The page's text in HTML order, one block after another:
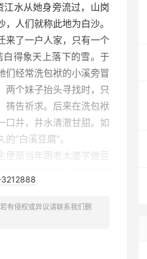
水从她身旁流过，山岗
人们就称此地为白沙。
来了一户人家，只有一个
得象天上落下的雪。于
们经常洗包袱的小溪旁冒
两个妹子抬头寻找时，只
祷告祈求。后来在洗包袱
口井，井水清澈甘甜。如
“白溪豆腐”。
便是当年跟老太婆学做豆
匾额，亲笔题写：“走遍
解，为何将“白沙”写成
3212888
有侵权或异议请联系我们删